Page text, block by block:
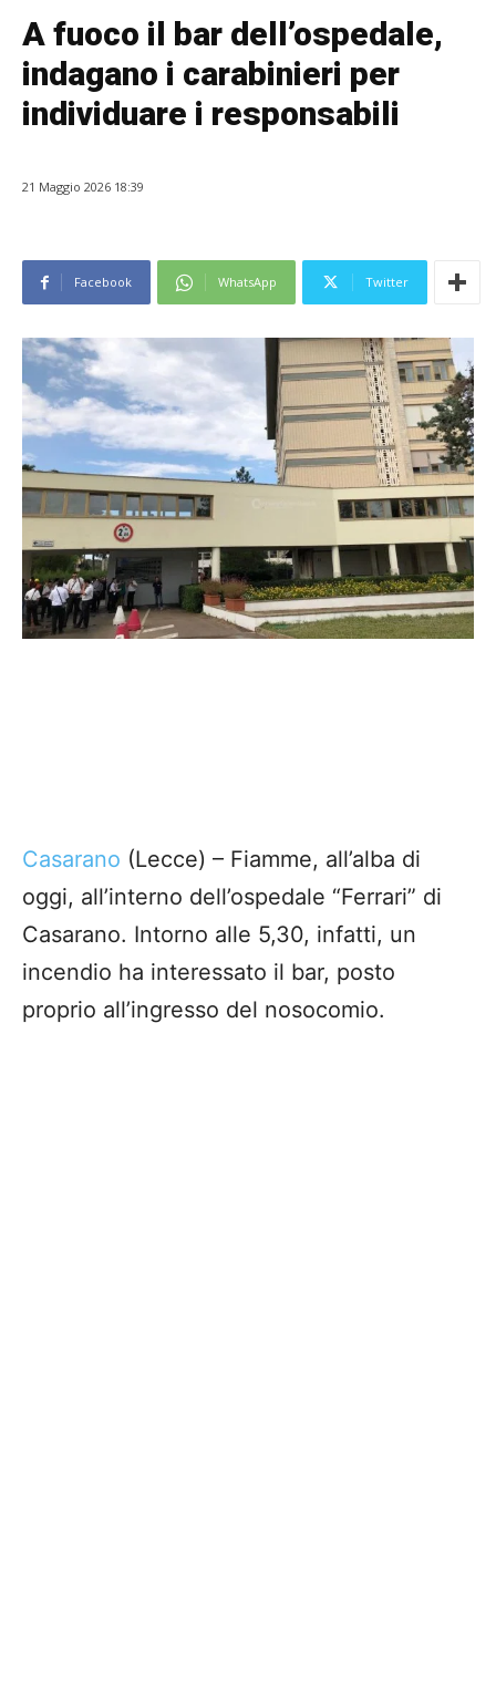
A fuoco il bar dell’ospedale,
indagano i carabinieri per
individuare i responsabili
21 Maggio 2026 18:39
Facebook WhatsApp Twitter
Casarano (Lecce) – Fiamme, all’alba di
oggi, all’interno dell’ospedale “Ferrari” di
Casarano. Intorno alle 5,30, infatti, un
incendio ha interessato il bar, posto
proprio all’ingresso del nosocomio.